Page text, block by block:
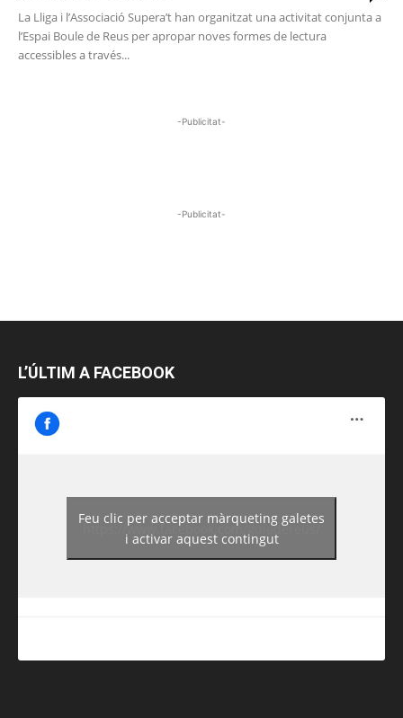
La Lliga i l’Associació Supera’t han organitzat una activitat conjunta a
l’Espai Boule de Reus per apropar noves formes de lectura
accessibles a través...
-Publicitat-
-Publicitat-
L’ÚLTIM A FACEBOOK
https://www.facebook.com/guiadereus/
Feu clic per acceptar màrqueting galetes
i activar aquest contingut